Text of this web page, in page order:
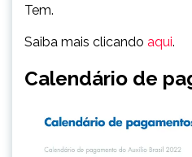
Tem.
Saiba mais clicando aqui.
Calendário de